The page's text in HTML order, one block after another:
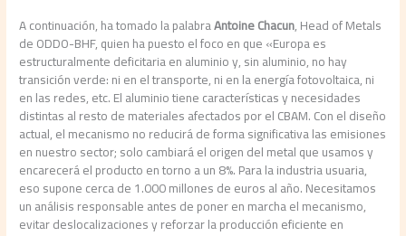
A continuación, ha tomado la palabraAntoine Chacun, Head of Metals
de ODDO-BHF, quien ha puesto el foco en que «Europa es
estructuralmente deficitaria en aluminio y, sin aluminio, no hay
transición verde: ni en el transporte, ni en la energía fotovoltaica, ni
en las redes, etc. El aluminio tiene características y necesidades
distintas al resto de materiales afectados por el CBAM. Con el diseño
actual, el mecanismo no reducirá de forma significativa las emisiones
en nuestro sector; solo cambiará el origen del metal que usamos y
encarecerá el producto en torno a un 8%. Para la industria usuaria,
eso supone cerca de 1.000 millones de euros al año. Necesitamos
un análisis responsable antes de poner en marcha el mecanismo,
evitar deslocalizaciones y reforzar la producción eficiente en